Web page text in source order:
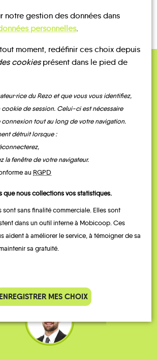
vais bosser en train, mais le
de la gare est toujours
alors j’ai testé Rezo
Pouce. Comme ça marche
notre gestion des données dans
personnelles.
moment, redéfinir ces choix depuis
cookiesprésent dans le pied de
du Rezo et que vous vous identifiez,
cookie de session. Celui-ci est nécessaire
tout au long de votre navigation.
détruit lorsque :
la fenêtre de votre navigateur.
au RGPD
que nous collections vos statistiques.
sont sans finalité commerciale. Elles sont
dans un outil interne à Mobicoop. Ces
aident à améliorer le service, à témoigner de sa
sa gratuité.
ENREGISTRER MES CHOIX